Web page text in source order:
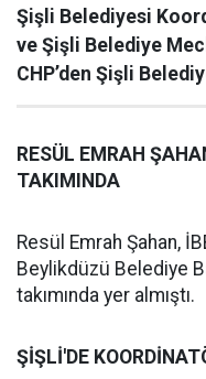
Şişli Belediyesi
ve Şişli Belediye
CHP’den Şişli
RESÜL EMRAH
TAKIMINDA
Resül Emrah Şahan,
Beylikdüzü Belediye
takımında yer almıştı.
ŞİŞLİ'DE